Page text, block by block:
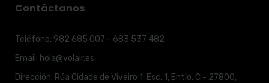
Contáctanos
Teléfono: 982 685 007 - 683 537 482
Email: hola@volair.es
Dirección: Rúa Cidade de Viveiro 1, Esc. 1, Entlo. C - 27800,